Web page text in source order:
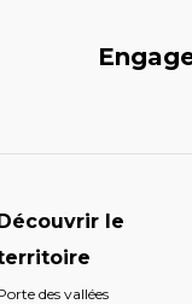
le
des vallées